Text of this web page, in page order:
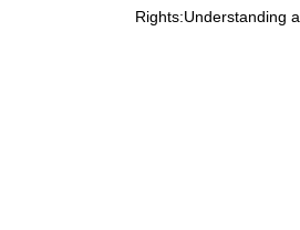
Rights:Understanding a